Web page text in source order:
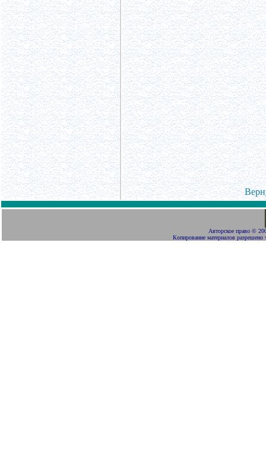
Авторское право ©
Копирование материалов